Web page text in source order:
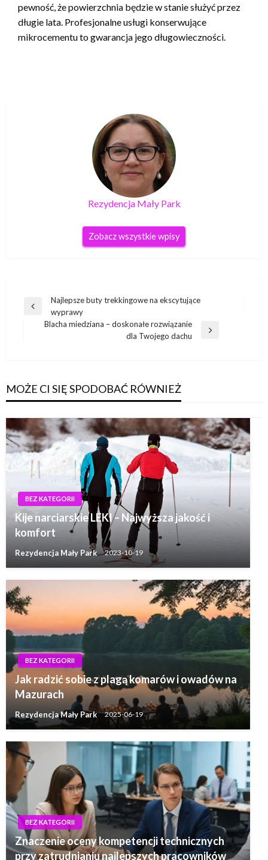
pewność, że powierzchnia będzie w stanie służyć przez
długie lata. Profesjonalne usługi konserwujące
mikrocementu to gwarancja jego długowieczności.
Rezydencja Mały Park
Zobacz wszystkie wpisy
Nawigacja
wpisu
Poprzedni
Najlepsze buty trekkingowe na ekscytujące
wyprawy
Blacha miedziana – doskonałe rozwiązanie
dla Twojego dachu
MOŻE CI SIĘ SPODOBAĆ RÓWNIEŻ
BEZ KATEGORII
Kije narciarskie LEKI – Najwyższa jakość i
komfort
Rezydencja Mały Park 2023-10-19
BEZ KATEGORII
Jak radzić sobie z plagą komarów i owadów na
Mazurach
Rezydencja Mały Park 2025-06-19
BEZ KATEGORII
Znaczenie oceny kompetencji technicznych
przy zatrudnianiu najlepszych pracowników